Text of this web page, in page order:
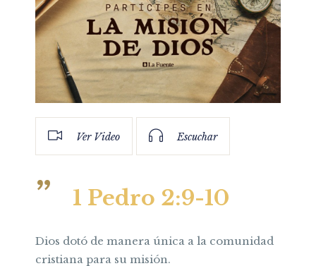
Ver Video Escuchar
1 Pedro 2:9-10
Dios dotó de manera única a la comunidad
cristiana para su misión.